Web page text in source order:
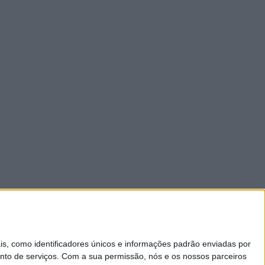
como identificadores únicos e informações padrão enviadas por
de serviços. Com a sua permissão, nós e os nossos parceiros